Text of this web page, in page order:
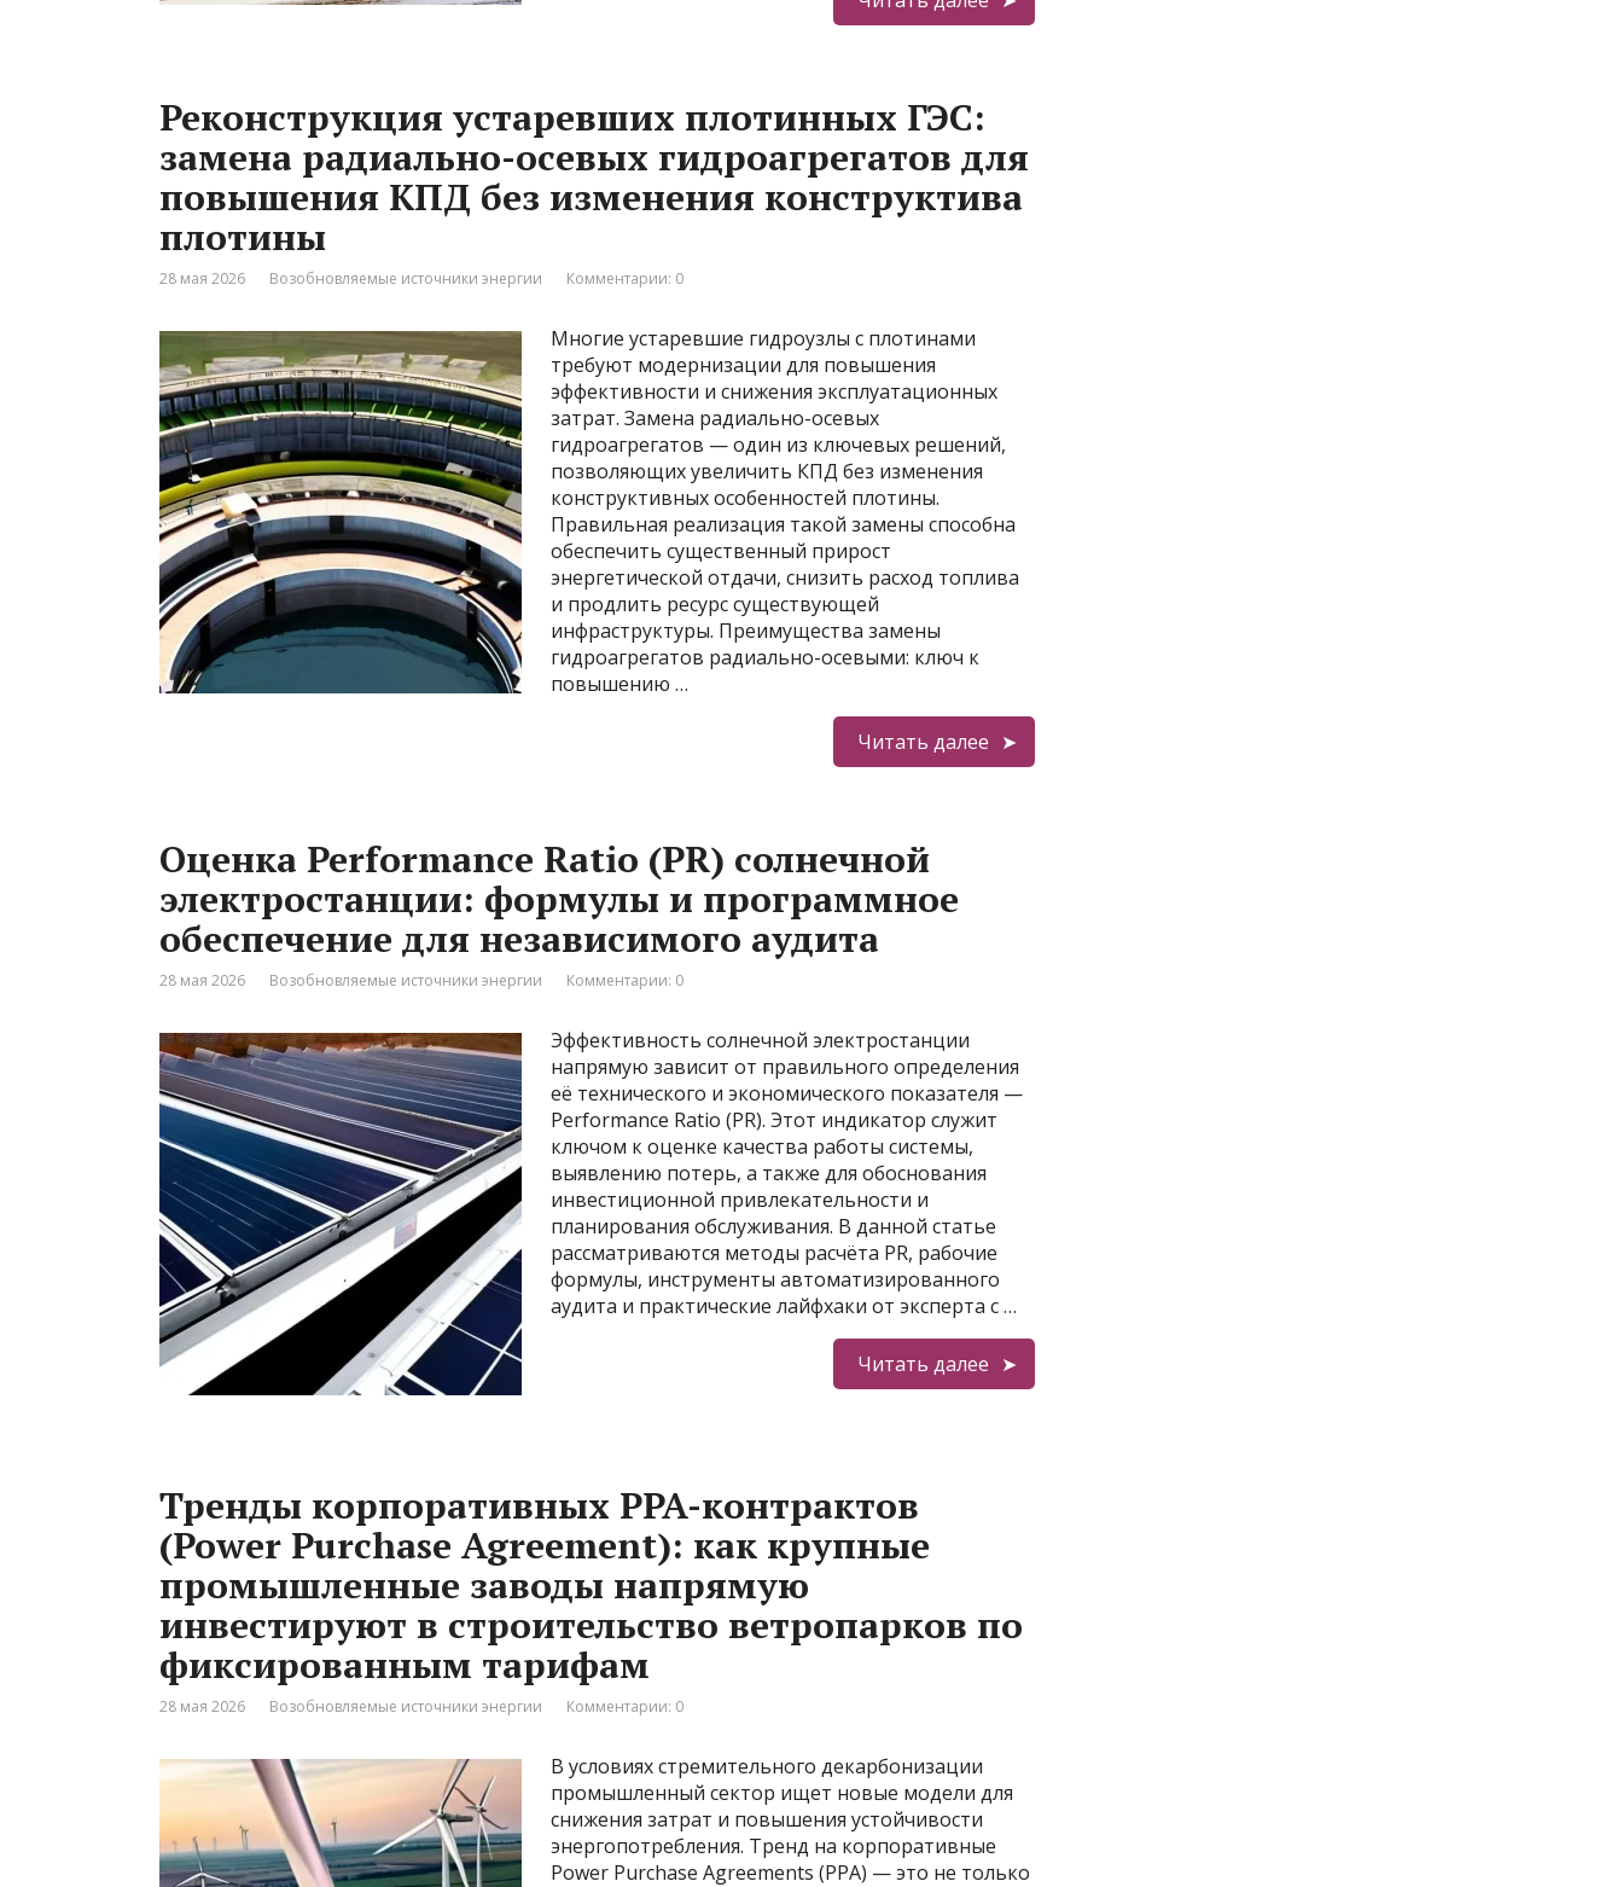
Реконструкция устаревших плотинных ГЭС:
замена радиально-осевых гидроагрегатов для
повышения КПД без изменения конструктива
плотины
28 мая 2026 Возобновляемые источники энергии Комментарии: 0
Многие устаревшие гидроузлы с плотинами
требуют модернизации для повышения
эффективности и снижения эксплуатационных
затрат. Замена радиально-осевых
гидроагрегатов — один из ключевых решений,
позволяющих увеличить КПД без изменения
конструктивных особенностей плотины.
Правильная реализация такой замены способна
обеспечить существенный прирост
энергетической отдачи, снизить расход топлива
и продлить ресурс существующей
инфраструктуры. Преимущества замены
гидроагрегатов радиально-осевыми: ключ к
повышению …
Читать далее
Оценка Performance Ratio (PR) солнечной
электростанции: формулы и программное
обеспечение для независимого аудита
28 мая 2026 Возобновляемые источники энергии Комментарии: 0
Эффективность солнечной электростанции
напрямую зависит от правильного определения
её технического и экономического показателя —
Performance Ratio (PR). Этот индикатор служит
ключом к оценке качества работы системы,
выявлению потерь, а также для обоснования
инвестиционной привлекательности и
планирования обслуживания. В данной статье
рассматриваются методы расчёта PR, рабочие
формулы, инструменты автоматизированного
аудита и практические лайфхаки от эксперта с …
Читать далее
Тренды корпоративных PPA-контрактов
(Power Purchase Agreement): как крупные
промышленные заводы напрямую
инвестируют в строительство ветропарков по
фиксированным тарифам
28 мая 2026 Возобновляемые источники энергии Комментарии: 0
В условиях стремительного декарбонизации
промышленный сектор ищет новые модели для
снижения затрат и повышения устойчивости
энергопотребления. Тренд на корпоративные
Power Purchase Agreements (PPA) — это не только